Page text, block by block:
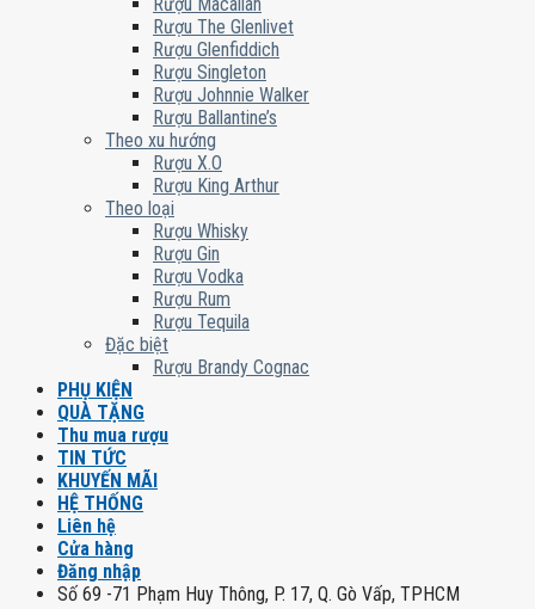
Rượu The Glenlivet
Rượu Glenfiddich
Rượu Singleton
Rượu Johnnie Walker
Rượu Ballantine’s
Theo xu hướng
Rượu X.O
Rượu King Arthur
Theo loại
Rượu Whisky
Rượu Gin
Rượu Vodka
Rượu Rum
Rượu Tequila
Đặc biệt
Rượu Brandy Cognac
PHỤ KIỆN
QUÀ TẶNG
Thu mua rượu
TIN TỨC
KHUYẾN MÃI
HỆ THỐNG
Liên hệ
Cửa hàng
Đăng nhập
Số 69 -71 Phạm Huy Thông, P. 17, Q. Gò Vấp, TPHCM